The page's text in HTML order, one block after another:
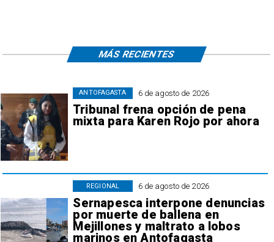
6 de agosto de 2026
Tribunal frena opción de pena
mixta para Karen Rojo por ahora
ANTOFAGASTA
6 de agosto de 2026
Sernapesca interpone denuncias
por muerte de ballena en
Mejillones y maltrato a lobos
marinos en Antofagasta
REGIONAL
MÁS RECIENTES